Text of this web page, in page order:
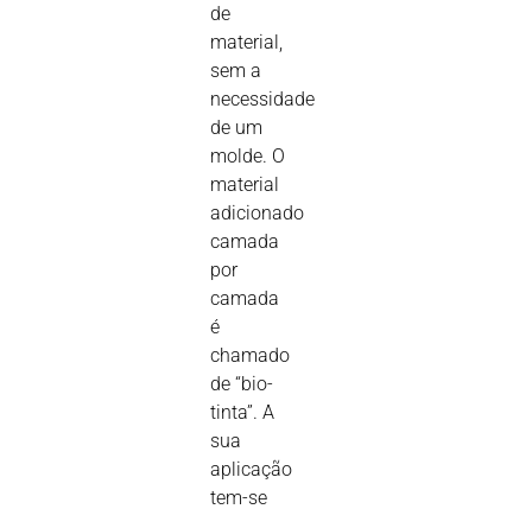
de
material,
sem a
necessidade
de um
molde. O
material
adicionado
camada
por
camada
é
chamado
de “bio-
tinta”. A
sua
aplicação
tem-se